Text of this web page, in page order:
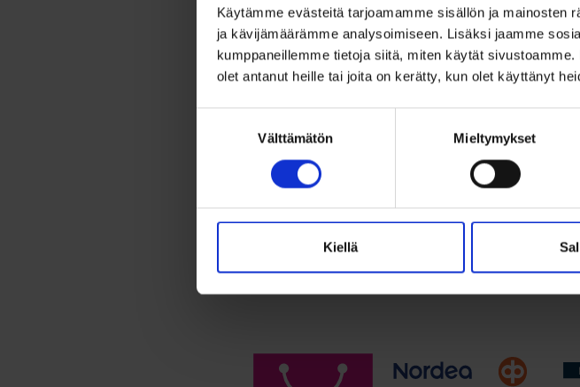
Käytämme evästeitä tarjoamamme sisällön ja mainosten
ja kävijämäärämme analysoimiseen. Lisäksi jaamme
kumppaneillemme tietoja siitä, miten käytät
olet antanut heille tai joita on kerätty, kun olet käyttänyt
Välttämätön Mieltymykset
Kiellä
vaaleanpunainen
zirkonia kivi 2,8mm
Arvostelu
tuotteesta:
89,00
vaaleanpunaisella zirkonialla. 14k
Lisää ostoskoriin
Lisää toivelistalle